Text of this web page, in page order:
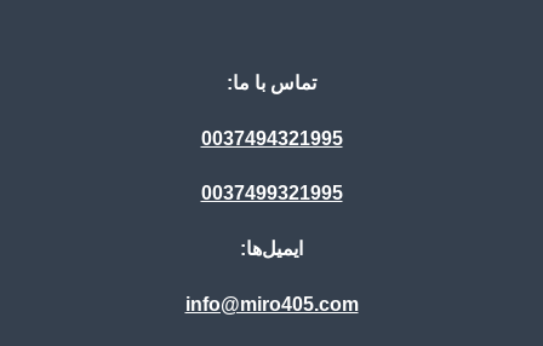
تماس با ما:
0037494321995
0037499321995
ایمیل‌ها:
info@miro405.com